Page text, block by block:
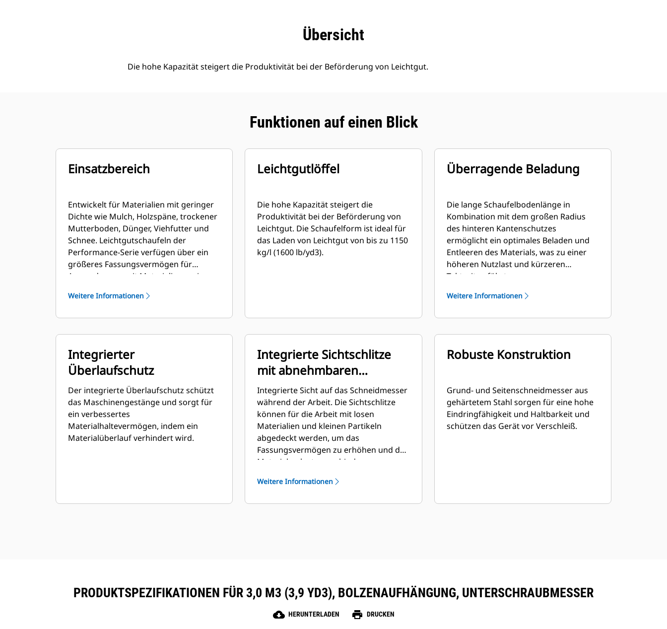
Technische DatenÜbersicht
Die hohe Kapazität steigert die Produktivität bei der Beförderung von Leichtgut.
Funktionen auf einen Blick
Einsatzbereich
Entwickelt für Materialien mit geringer
Dichte wie Mulch, Holzspäne, trockener
Mutterboden, Dünger, Viehfutter und
Schnee. Leichtgutschaufeln der
Performance-Serie verfügen über ein
größeres Fassungsvermögen für
Anwendungen mit Materialien geringer
Abfallwirtschaft und anderen Sektoren.
Ausbrechkräfte. Der Füllfaktor für
Schaufeln der Performance-Serie kann
bis zu 115 % des angegebenen
Fassungsvermögen betragen.
Weitere Informationen
Leichtgutlöffel
Die hohe Kapazität steigert die
Produktivität bei der Beförderung von
Leichtgut. Die Schaufelform ist ideal für
das Laden von Leichtgut von bis zu 1150
kg/l (1600 lb/yd3).
Überragende Beladung
Die lange Schaufelbodenlänge in
Kombination mit dem großen Radius
des hinteren Kantenschutzes
ermöglicht ein optimales Beladen und
Entleeren des Materials, was zu einer
höheren Nutzlast und kürzeren
Taktzeiten führt.
Weitere Informationen
Integrierter
Überlaufschutz
Der integrierte Überlaufschutz schützt
das Maschinengestänge und sorgt für
ein verbessertes
Materialhaltevermögen, indem ein
Materialüberlauf verhindert wird.
Integrierte Sichtschlitze
mit abnehmbaren
Abdeckungen
Integrierte Sicht auf das Schneidmesser
während der Arbeit. Die Sichtschlitze
können für die Arbeit mit losen
Materialien und kleinen Partikeln
abgedeckt werden, um das
Fassungsvermögen zu erhöhen und den
Materialverlust zu verhindern.
Weitere Informationen
Robuste Konstruktion
Grund- und Seitenschneidmesser aus
gehärtetem Stahl sorgen für eine hohe
Eindringfähigkeit und Haltbarkeit und
schützen das Gerät vor Verschleiß.
PRODUKTSPEZIFIKATIONEN FÜR 3,0 M3 (3,9 YD3), BOLZENAUFHÄNGUNG, UNTERSCHRAUBMESSER
cloud_download HERUNTERLADEN print DRUCKEN